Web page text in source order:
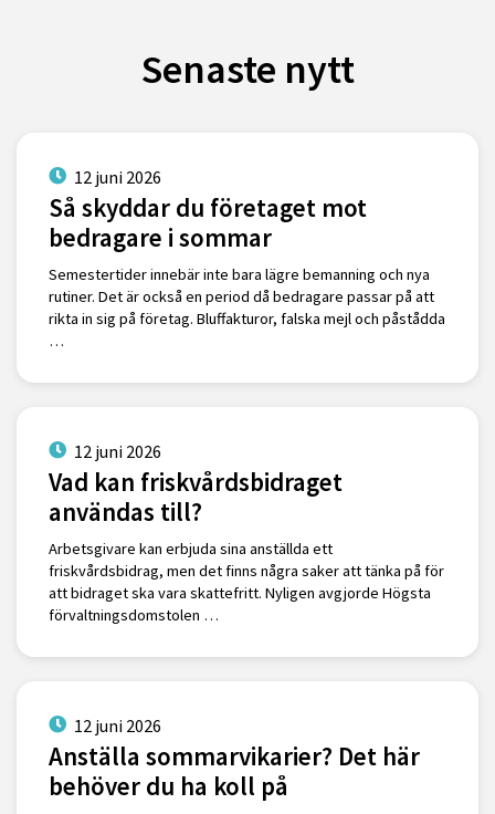
Senaste nytt
12 juni 2026
Så skyddar du företaget mot
bedragare i sommar
Semestertider innebär inte bara lägre bemanning och nya
rutiner. Det är också en period då bedragare passar på att
rikta in sig på företag. Bluffakturor, falska mejl och påstådda
…
12 juni 2026
Vad kan friskvårdsbidraget
användas till?
Arbetsgivare kan erbjuda sina anställda ett
friskvårdsbidrag, men det finns några saker att tänka på för
att bidraget ska vara skattefritt. Nyligen avgjorde Högsta
förvaltningsdomstolen …
12 juni 2026
Anställa sommarvikarier? Det här
behöver du ha koll på